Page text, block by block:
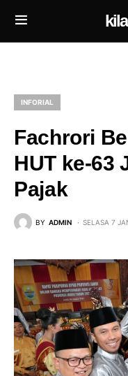
INFORIAL
Fachrori
HUT ke-63
Pajak
BY ADMIN SELASA 7